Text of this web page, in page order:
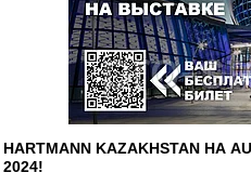
HARTMANN KAZAKHSTAN НА
2024!